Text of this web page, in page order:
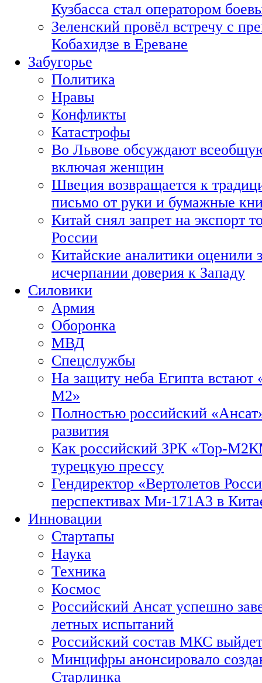
Кузбасса стал оператором
Зеленский провёл встречу с
Кобахидзе в Ереване
Забугорье
Политика
Нравы
Конфликты
Катастрофы
Во Львове обсуждают
включая женщин
Швеция возвращается к
письмо от руки и бумажные
Китай снял запрет на экспорт
России
Китайские аналитики оценили
исчерпании доверия к Западу
Силовики
Армия
Оборонка
МВД
Спецслужбы
На защиту неба Египта встают
М2»
Полностью российский
развития
Как российский ЗРК «Тор-
турецкую прессу
Гендиректор «Вертолетов
перспективах Ми-171А3 в
Инновации
Стартапы
Наука
Техника
Космос
Российский Ансат успешно
летных испытаний
Российский состав МКС
Минцифры анонсировало
Старлинка